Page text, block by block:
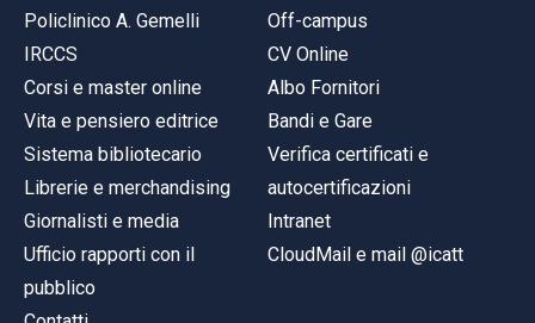
Policlinico A. Gemelli
IRCCS
Corsi e master online
Vita e pensiero editrice
Sistema bibliotecario
Librerie e merchandising
Giornalisti e media
Ufficio rapporti con il
pubblico
Off-campus
CV Online
Albo Fornitori
Bandi e Gare
Verifica certificati e
autocertificazioni
Intranet
CloudMail e mail @icatt